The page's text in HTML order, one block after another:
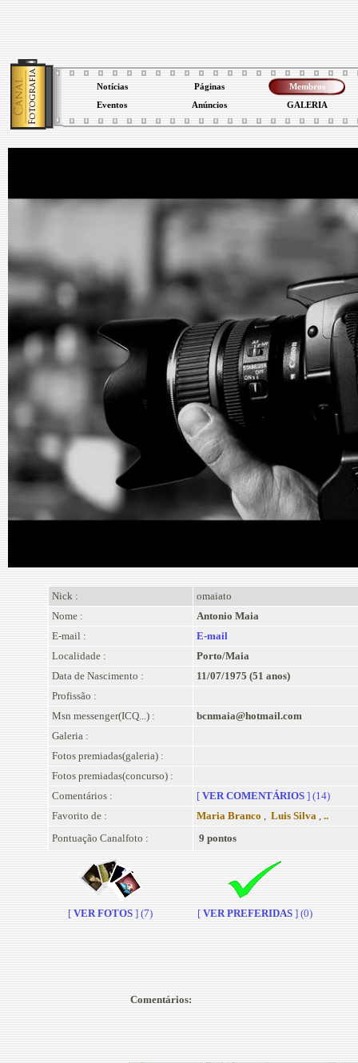
Notícias Páginas Membros
Eventos Anúncios GALERIA
Nick :
omaiato
Nome :
Antonio Maia
E-mail :
E-mail
Localidade :
Porto/Maia
Data de Nascimento :
11/07/1975 (51 anos)
Profissão :
Msn messenger(ICQ...) :
bcnmaia@hotmail.com
Galeria :
Fotos premiadas(galeria) :
Fotos premiadas(concurso) :
Comentários :
[ VER COMENTÁRIOS ] (14)
Favorito de :
Maria Branco , Luis Silva , ..
Pontuação Canalfoto :
9 pontos
[ VER FOTOS ] (7) [VER PREFERIDAS ] (0)
Comentários: